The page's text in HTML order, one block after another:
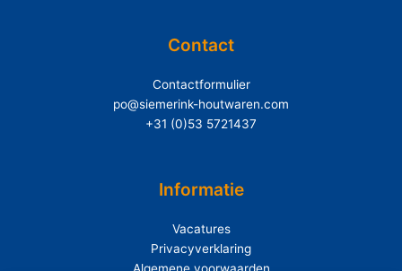
Contact
Contactformulier
po@siemerink-houtwaren.com
+31 (0)53 5721437
Informatie
Vacatures
Privacyverklaring